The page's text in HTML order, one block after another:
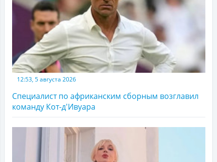
12:53, 5 августа 2026
Специалист по африканским сборным возглавил
команду Кот-д'Ивуара